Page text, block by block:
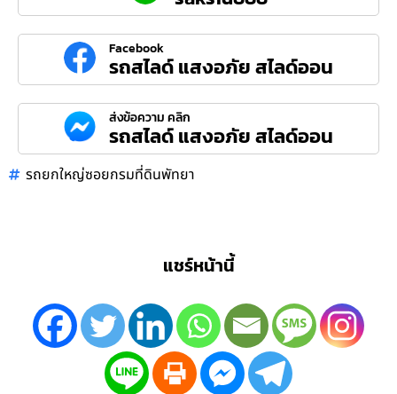
Facebook
รถสไลด์ แสงอภัย สไลด์ออน
ส่งข้อความ คลิก
รถสไลด์ แสงอภัย สไลด์ออน
รถยกใหญ่ซอยกรมที่ดินพัทยา
แชร์หน้านี้